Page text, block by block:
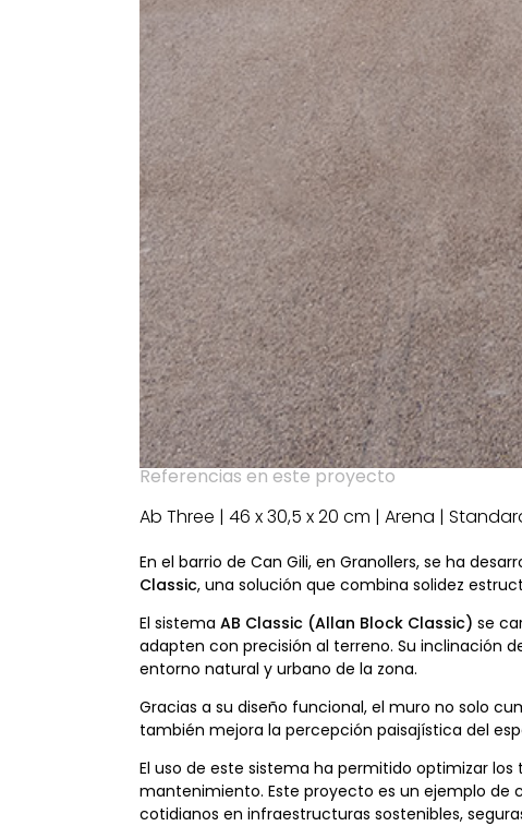
Referencias en este proyecto
Ab Three | 46 x 30,5 x 20 cm | Arena |
En el barrio de Can Gili, en Granollers, se ha
Classic, una solución que combina solidez
El sistema AB Classic (Allan Block Classic) se
adapten con precisión al terreno. Su inclinación
entorno natural y urbano de la zona.
Gracias a su diseño funcional, el muro no solo
también mejora la percepción paisajística del
El uso de este sistema ha permitido optimizar
mantenimiento. Este proyecto es un ejemplo de
cotidianos en infraestructuras sostenibles,